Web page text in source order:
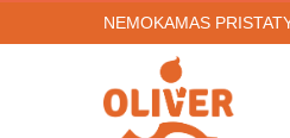
NEMOKAMAS